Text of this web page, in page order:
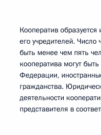
Кооператив
его учредителей.
быть менее чем пять
кооператива могут
Федерации,
гражданства.
деятельности
представителя в